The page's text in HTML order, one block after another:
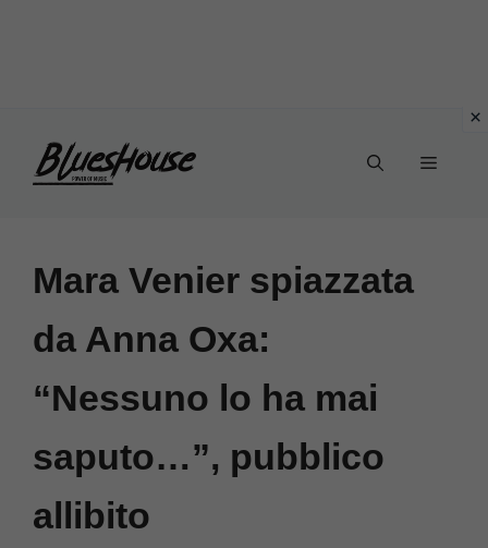
Menu
Mara Venier spiazzata
da Anna Oxa:
“Nessuno lo ha mai
saputo…”, pubblico
allibito